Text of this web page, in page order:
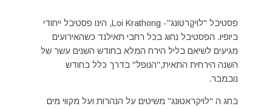
פסטיבל "לוֹיקָרטּוֹנג"- Loi Krathong, הינו פסטיבל ייחודי
ביופיו. הפסטיבל נחוג בכל רחבי תאילנד כשהאירועים
מגיעים לשיאם בליל הירח המלא בחודש השנים עשר של
השנה הירחית התאית,"הנופל" בדרך כלל בחודש
נובמבר.
בחג ה "לויקראטונג" משיטים על הנהרות ועל מקווי מים